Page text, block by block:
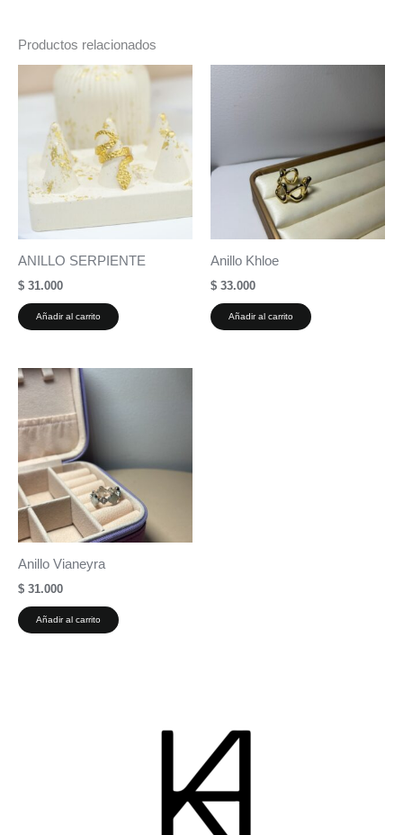
Productos relacionados
ANILLO SERPIENTE
$ 31.000
Añadir al carrito
Anillo Khloe
$ 33.000
Añadir al carrito
Anillo Vianeyra
$ 31.000
Añadir al carrito